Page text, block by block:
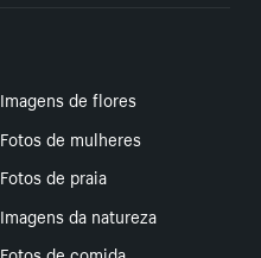
Imagens de flores
Fotos de mulheres
Fotos de praia
Imagens da natureza